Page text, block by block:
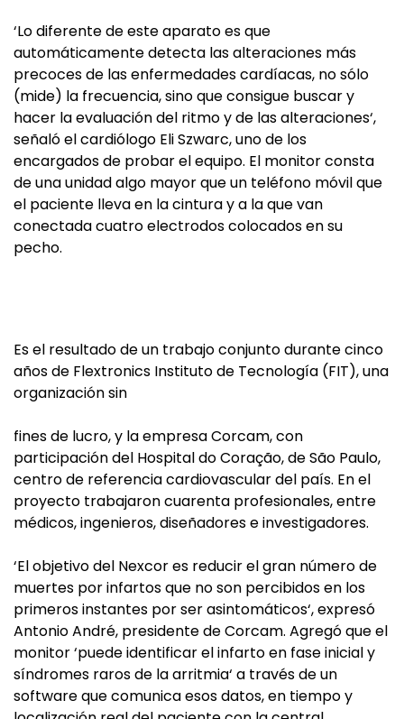
‘Lo diferente de este aparato es que
automáticamente detecta las alteraciones más
precoces de las enfermedades cardíacas, no sólo
(mide) la frecuencia, sino que consigue buscar y
hacer la evaluación del ritmo y de las alteraciones‘,
señaló el cardiólogo Eli Szwarc, uno de los
encargados de probar el equipo. El monitor consta
de una unidad algo mayor que un teléfono móvil que
el paciente lleva en la cintura y a la que van
conectada cuatro electrodos colocados en su
pecho.
Es el resultado de un trabajo conjunto durante cinco
años de Flextronics Instituto de Tecnología (FIT), una
organización sin
fines de lucro, y la empresa Corcam, con
participación del Hospital do Coração, de São Paulo,
centro de referencia cardiovascular del país. En el
proyecto trabajaron cuarenta profesionales, entre
médicos, ingenieros, diseñadores e investigadores.
‘El objetivo del Nexcor es reducir el gran número de
muertes por infartos que no son percibidos en los
primeros instantes por ser asintomáticos‘, expresó
Antonio André, presidente de Corcam. Agregó que el
monitor ‘puede identificar el infarto en fase inicial y
síndromes raros de la arritmia‘ a través de un
software que comunica esos datos, en tiempo y